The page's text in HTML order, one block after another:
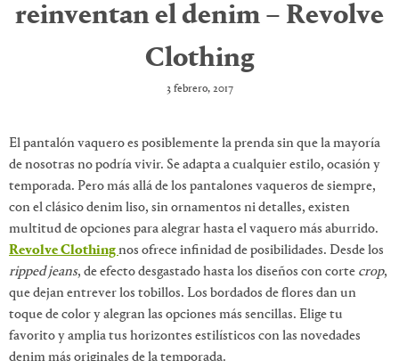
reinventan el denim – Revolve
Clothing
3 febrero, 2017
El pantalón vaquero es posiblemente la prenda sin que la mayoría
de nosotras no podría vivir. Se adapta a cualquier estilo, ocasión y
temporada. Pero más allá de los pantalones vaqueros de siempre,
con el clásico denim liso, sin ornamentos ni detalles, existen
multitud de opciones para alegrar hasta el vaquero más aburrido.
Revolve Clothingnos ofrece infinidad de posibilidades. Desde los
ripped jeans, de efecto desgastado hasta los diseños con corte crop,
que dejan entrever los tobillos. Los bordados de flores dan un
toque de color y alegran las opciones más sencillas. Elige tu
favorito y amplia tus horizontes estilísticos con las novedades
denim más originales de la temporada.